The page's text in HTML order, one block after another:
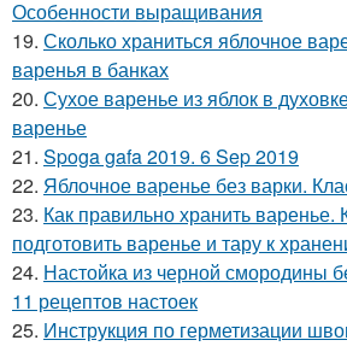
Особенности выращивания
19. Сколько храниться яблочное
варенья в банках
20. Сухое варенье из яблок в
варенье
21. Spoga gafa 2019. 6 Sep 2019
22. Яблочное варенье без варки.
23. Как правильно хранить варенье.
подготовить варенье и тару к
24. Настойка из черной смородины
11 рецептов настоек
25. Инструкция по герметизации